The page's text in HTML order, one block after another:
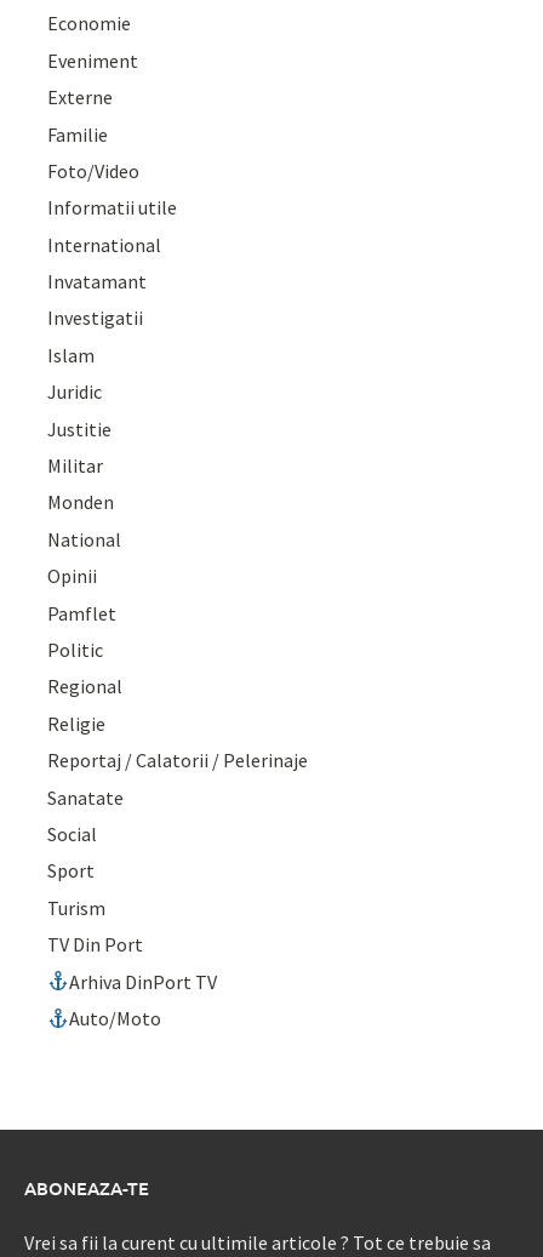
Economie
Eveniment
Externe
Familie
Foto/Video
Informatii utile
International
Invatamant
Investigatii
Islam
Juridic
Justitie
Militar
Monden
National
Opinii
Pamflet
Politic
Regional
Religie
Reportaj / Calatorii / Pelerinaje
Sanatate
Social
Sport
Turism
TV Din Port
Arhiva DinPort TV
Auto/Moto
ABONEAZA-TE
Vrei sa fii la curent cu ultimile articole ? Tot ce trebuie sa